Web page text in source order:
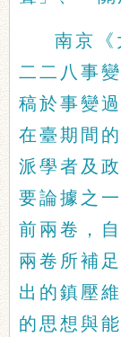
南京《
二二八事
稿於事變
在臺期間
派學者及
要論據之
前兩卷，
兩卷所補
出的鎮壓
的思想與